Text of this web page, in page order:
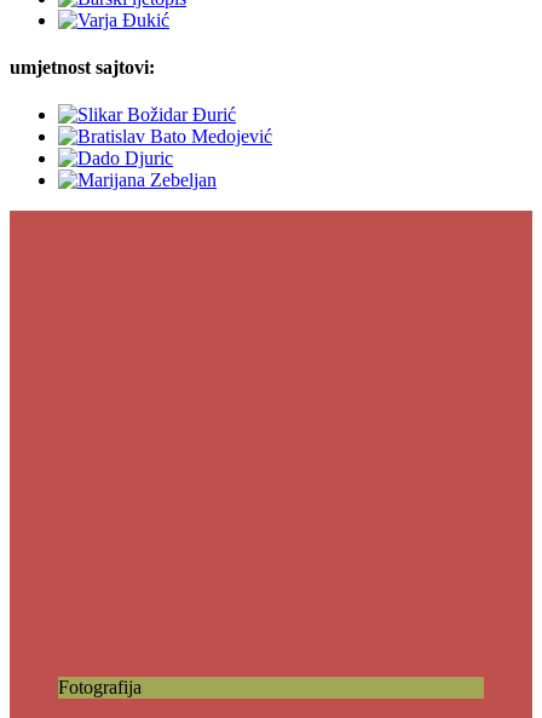
umjetnost sajtovi:
Fotografija